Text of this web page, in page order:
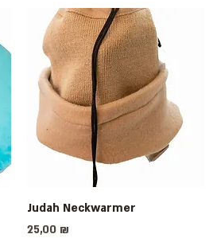
Быстрый просмотр
Judah Neckwarmer
Цена
25,00 ₪